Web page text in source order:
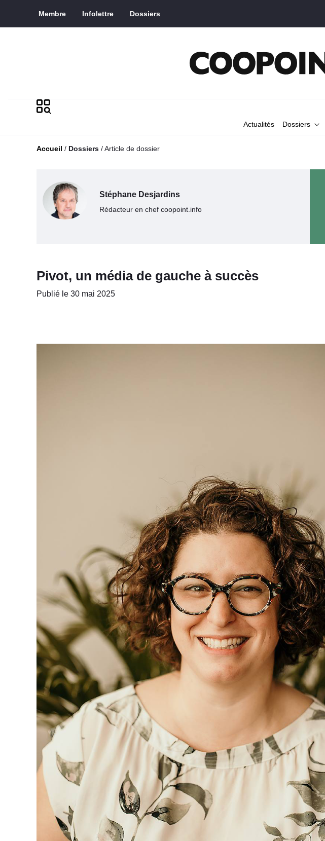
Saut au contenu principal
Membre Infolettre Dossiers
Actualités Dossiers
Accueil / Dossiers /Article de dossier
Stéphane Desjardins
Rédacteur en chef coopoint.info
Pivot, un média de gauche à succès
Publié le 30 mai 2025